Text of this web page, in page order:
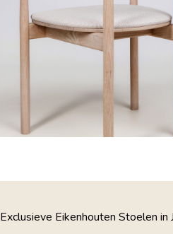
Exclusieve Eikenhouten Stoelen in